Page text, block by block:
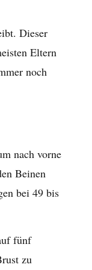
Dieser
Eltern
noch
nach vorne
Beinen
bei 49 bis
fünf
zu